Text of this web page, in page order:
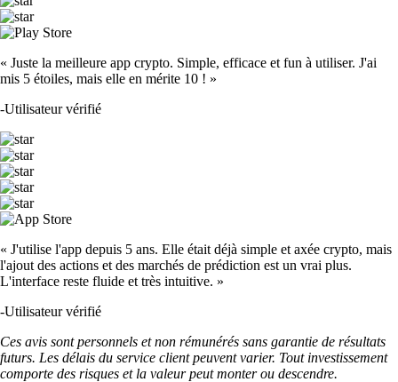
« Juste la meilleure app crypto. Simple, efficace et fun à utiliser. J'ai
mis 5 étoiles, mais elle en mérite 10 ! »
-Utilisateur vérifié
« J'utilise l'app depuis 5 ans. Elle était déjà simple et axée crypto, mais
l'ajout des actions et des marchés de prédiction est un vrai plus.
L'interface reste fluide et très intuitive. »
-Utilisateur vérifié
Ces avis sont personnels et non rémunérés sans garantie de résultats
futurs. Les délais du service client peuvent varier. Tout investissement
comporte des risques et la valeur peut monter ou descendre.